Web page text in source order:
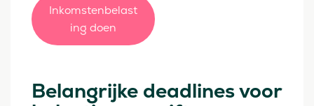
Inkomstenbelast
ing doen
Belangrijke deadlines voor